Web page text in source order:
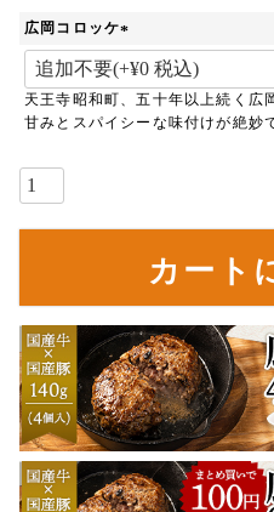
)
広岡コロッケ
必
須
)
天王寺昭和町、五十年以上続く広
甘みとスパイシーな味付けが絶妙
カート